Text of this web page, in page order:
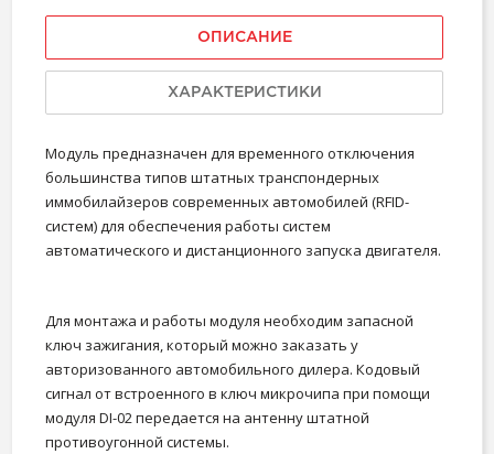
ОПИСАНИЕ
ХАРАКТЕРИСТИКИ
Модуль предназначен для временного отключения
большинства типов штатных транспондерных
иммобилайзеров современных автомобилей (RFID-
систем) для обеспечения работы систем
автоматического и дистанционного запуска двигателя.
Для монтажа и работы модуля необходим запасной
ключ зажигания, который можно заказать у
авторизованного автомобильного дилера. Кодовый
сигнал от встроенного в ключ микрочипа при помощи
модуля DI-02 передается на антенну штатной
противоугонной системы.